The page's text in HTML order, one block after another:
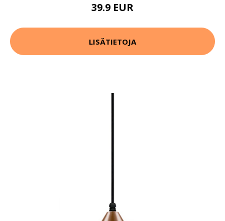
39.9 EUR
LISÄTIETOJA